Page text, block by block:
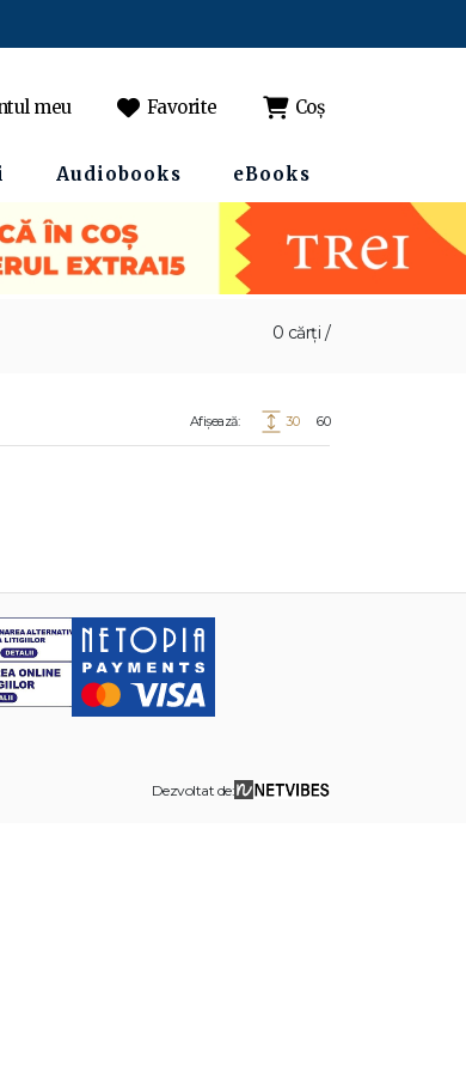
meu Favorite Coș
Audiobooks eBooks
0 cărți /
Afișează: 30 60
Dezvoltat de: